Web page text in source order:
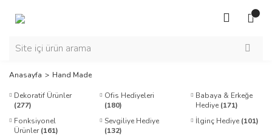
Anasayfa Hand Made
Dekoratif Ürünler
(277)
Ofis Hediyeleri
(180)
Babaya & Erkeğe
Hediye (171)
Fonksiyonel
Ürünler(161)
Sevgiliye Hediye
(132)
İlginç Hediye (101)